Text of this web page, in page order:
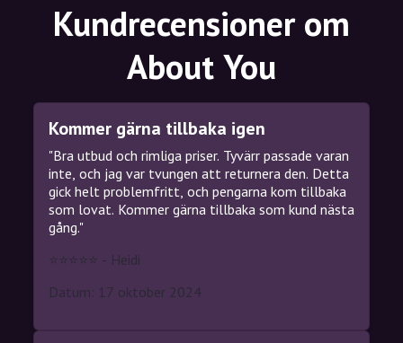
Kundrecensioner om
About You
Kommer gärna tillbaka igen
"Bra utbud och rimliga priser. Tyvärr passade varan
inte, och jag var tvungen att returnera den. Detta
gick helt problemfritt, och pengarna kom tillbaka
som lovat. Kommer gärna tillbaka som kund nästa
gång."
⭐⭐⭐⭐⭐ - Heidi
Datum: 17 oktober 2024